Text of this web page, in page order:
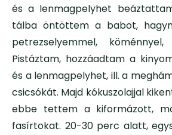
és a lenmagpelyhet
tálba öntöttem a babot,
petrezselyemmel,
Pistáztam, hozzáadtam a
és a lenmagpelyhet, ill. a
csicsókát. Majd kókuszolajjal
ebbe tettem a kiformázott,
fasírtokat. 20-30 perc alatt,